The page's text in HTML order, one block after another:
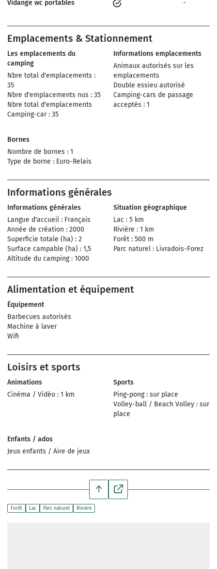
Vidange wc portables
-
Emplacements & Stationnement
Les emplacements du
camping
Nbre total d'emplacements :
35
Nbre d'emplacements nus : 35
Nbre total d'emplacements
Camping-car : 35
Informations emplacements
Animaux autorisés sur les
emplacements
Double essieu autorisé
Camping-cars de passage
acceptés : 1
Bornes
Nombre de bornes : 1
Type de borne : Euro-Relais
Informations générales
Informations générales
Langue d'accueil : Français
Année de création : 2000
Superficie totale (ha) : 2
Surface campable (ha) : 1,5
Altitude du camping : 1000
Situation géographique
Lac : 5 km
Rivière : 1 km
Forêt : 500 m
Parc naturel : Livradois-Forez
Alimentation et équipement
Équipement
Barbecues autorisés
Machine à laver
Wifi
Loisirs et sports
Animations
Cinéma / Vidéo : 1 km
Sports
Ping-pong : sur place
Volley-ball / Beach Volley : sur
place
Enfants / ados
Jeux enfants / Aire de jeux
Forêt Lac Parc naturel Rivière